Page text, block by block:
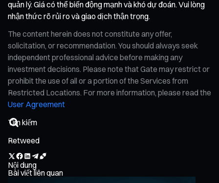
quản lý. Giá có thể biến động mạnh và khó dự đoán. Vui lòng
nhận thức rõ rủi ro và giao dịch thận trọng.
The content herein does not constitute any offer,
solicitation, or recommendation. You should always seek
independent professional advice before making any
investment decisions. Please note that Gate may restrict or
prohibit the use of all or a portion of the Services from
Restricted Locations. For more information, please read the
User Agreement
Retweed
Nội dung
Bài viết liên quan